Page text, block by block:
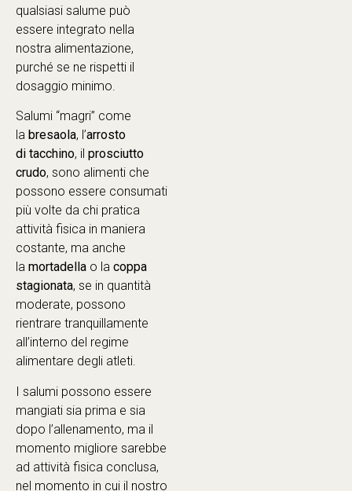
qualsiasi salume può
essere integrato nella
nostra alimentazione,
purché se ne rispetti il
dosaggio minimo.
Salumi “magri” come
la bresaola, l’arrosto
di tacchino, il prosciutto
crudo, sono alimenti che
possono essere consumati
più volte da chi pratica
attività fisica in maniera
costante, ma anche
la mortadella o la coppa
stagionata, se in quantità
moderate, possono
rientrare tranquillamente
all’interno del regime
alimentare degli atleti.
I salumi possono essere
mangiati sia prima e sia
dopo l’allenamento, ma il
momento migliore sarebbe
ad attività fisica conclusa,
nel momento in cui il nostro